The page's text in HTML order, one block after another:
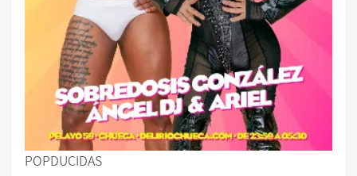
POPDUCIDAS